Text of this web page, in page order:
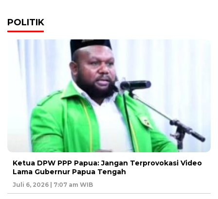
POLITIK
Ketua DPW PPP Papua: Jangan Terprovokasi Video
Lama Gubernur Papua Tengah
Juli 6, 2026 | 7:07 am WIB